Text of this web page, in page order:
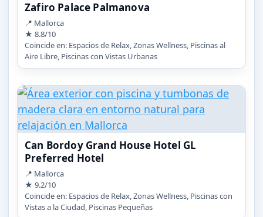
Zafiro Palace Palmanova
📍 Mallorca
★ 8.8/10
Coincide en: Espacios de Relax, Zonas Wellness, Piscinas al
Aire Libre, Piscinas con Vistas Urbanas
Can Bordoy Grand House Hotel GL
Preferred Hotel
📍 Mallorca
★ 9.2/10
Coincide en: Espacios de Relax, Zonas Wellness, Piscinas con
Vistas a la Ciudad, Piscinas Pequeñas